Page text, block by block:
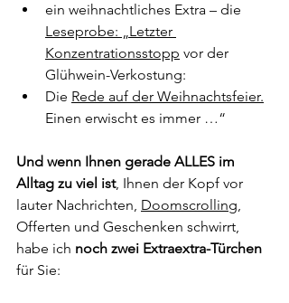
ein weihnachtliches Extra – die
Leseprobe: „Letzter
Konzentrationsstopp vor der
Glühwein-Verkostung:
Die Rede auf der Weihnachtsfeier.
Einen erwischt es immer …“
Und wenn Ihnen gerade ALLES im
Alltag zu viel ist, Ihnen der Kopf vor
lauter Nachrichten, Doomscrolling,
Offerten und Geschenken schwirrt,
habe ich noch zwei Extraextra-Türchen
für Sie: